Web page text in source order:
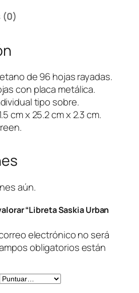
(0)
de 96 hojas rayadas.
con placa metálica.
tipo sobre.
cm x 25.2 cm x 2.3 cm.
aún.
“Libreta Saskia Urban
electrónico no será
obligatorios están